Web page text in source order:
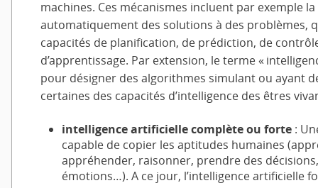
machines. Ces mécanismes incluent par exemple
automatiquement des solutions à des problèmes,
capacités de planification, de prédiction, de
d’apprentissage. Par extension, le terme «
pour désigner des algorithmes simulant ou ayant
certaines des capacités d’intelligence des êtres
intelligence artificielle complète ou forte :
capable de copier les aptitudes humaines
appréhender, raisonner, prendre des
émotions…). A ce jour, l’intelligence artificielle